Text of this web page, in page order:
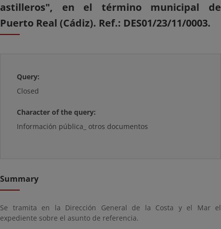
astilleros", en el término municipal de
Puerto Real (Cádiz). Ref.: DES01/23/11/0003.
Query:
Closed
Character of the query:
Información pública_ otros documentos
Summary
Se tramita en la Dirección General de la Costa y el Mar el
expediente sobre el asunto de referencia.